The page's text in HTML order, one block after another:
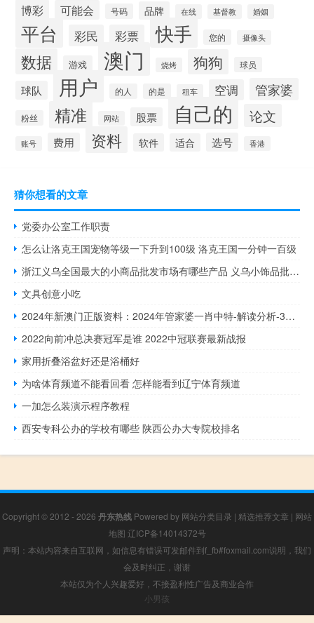
博彩 可能会 号码 品牌 在线 基督教 婚姻
平台 彩民 彩票 快手 您的 摄像头
数据 游戏 澳门 烧烤 狗狗 球员
球队 用户 的人 的是 租车 空调 管家婆
粉丝 精准 网站 股票 自己的 论文
账号 费用 资料 软件 适合 选号 香港
猜你想看的文章
党委办公室工作职责
怎么让洛克王国宠物等级一下升到100级 洛克王国一分钟一百级
浙江义乌全国最大的小商品批发市场有哪些产品 义乌小饰品批发市场
文具创意小吃
2024年新澳门正版资料：2024年管家婆一肖中特-解读分析-331.APP.08
2022向前冲总决赛冠军是谁 2022中冠联赛最新战报
家用折叠浴盆好还是浴桶好
为啥体育频道不能看回看 怎样能看到辽宁体育频道
一加怎么装演示程序教程
西安专科公办的学校有哪些 陕西公办大专院校排名
Copyright © 2012 - 2026 丹东热线 Powered by 网站分类目录 | 精选推荐文章 | 网站
地图 辽ICP备14014372号
声明：本站内容来自互联网，如信息有错误可发邮件到f_fb#foxmail.com说明，我们
会及时纠正，谢谢
本站仅为个人兴趣爱好，不接盈利性广告及商业合作
小男孩